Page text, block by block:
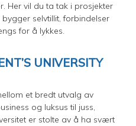
Her vil du ta tak i prosjekter
selvtillit, forbindelser
for å lykkes.
UNIVERSITY
et bredt utvalg av
og luksus til juss,
er stolte av å ha svært